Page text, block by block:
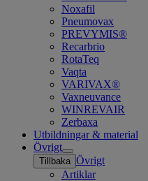
Noxafil
Pneumovax
PREVYMIS®
Recarbrio
RotaTeq
Vaqta
VARIVAX®
Vaxneuvance
WINREVAIR
Zerbaxa
Utbildningar & material
Övrigt
Open
submenu
Tillbaka Övrigt
Artiklar